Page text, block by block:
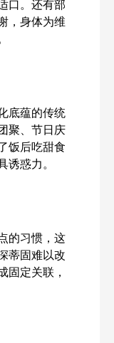
口。还有部
，身体为维
底蕴的传统
聚、节日庆
饭后吃甜食
惑力。
的习惯，这
蒂固难以改
固定关联，